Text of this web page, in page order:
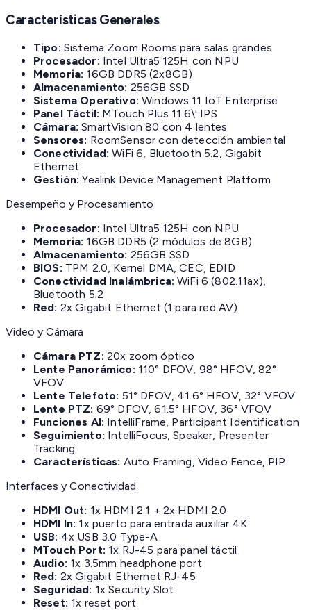
Características Generales
Tipo: Sistema Zoom Rooms para salas grandes
Procesador: Intel Ultra5 125H con NPU
Memoria: 16GB DDR5 (2x8GB)
Almacenamiento: 256GB SSD
Sistema Operativo: Windows 11 IoT Enterprise
Panel Táctil: MTouch Plus 11.6\' IPS
Cámara: SmartVision 80 con 4 lentes
Sensores: RoomSensor con detección ambiental
Conectividad: WiFi 6, Bluetooth 5.2, Gigabit
Ethernet
Gestión: Yealink Device Management Platform
Desempeño y Procesamiento
Procesador: Intel Ultra5 125H con NPU
Memoria: 16GB DDR5 (2 módulos de 8GB)
Almacenamiento: 256GB SSD
BIOS: TPM 2.0, Kernel DMA, CEC, EDID
Conectividad Inalámbrica: WiFi 6 (802.11ax),
Bluetooth 5.2
Red: 2x Gigabit Ethernet (1 para red AV)
Video y Cámara
Cámara PTZ: 20x zoom óptico
Lente Panorámico: 110° DFOV, 98° HFOV, 82°
VFOV
Lente Telefoto: 51° DFOV, 41.6° HFOV, 32° VFOV
Lente PTZ: 69° DFOV, 61.5° HFOV, 36° VFOV
Funciones AI: IntelliFrame, Participant Identification
Seguimiento: IntelliFocus, Speaker, Presenter
Tracking
Características: Auto Framing, Video Fence, PIP
Interfaces y Conectividad
HDMI Out: 1x HDMI 2.1 + 2x HDMI 2.0
HDMI In: 1x puerto para entrada auxiliar 4K
USB: 4x USB 3.0 Type-A
MTouch Port: 1x RJ-45 para panel táctil
Audio: 1x 3.5mm headphone port
Red: 2x Gigabit Ethernet RJ-45
Seguridad: 1x Security Slot
Reset: 1x reset port